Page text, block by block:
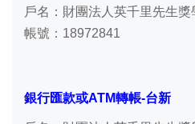
戶名：財團法人英千里先生獎
帳號：18972841
銀行匯款或ATM轉帳-台新